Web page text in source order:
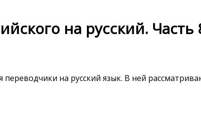
на русский. Часть
на русский язык. В ней